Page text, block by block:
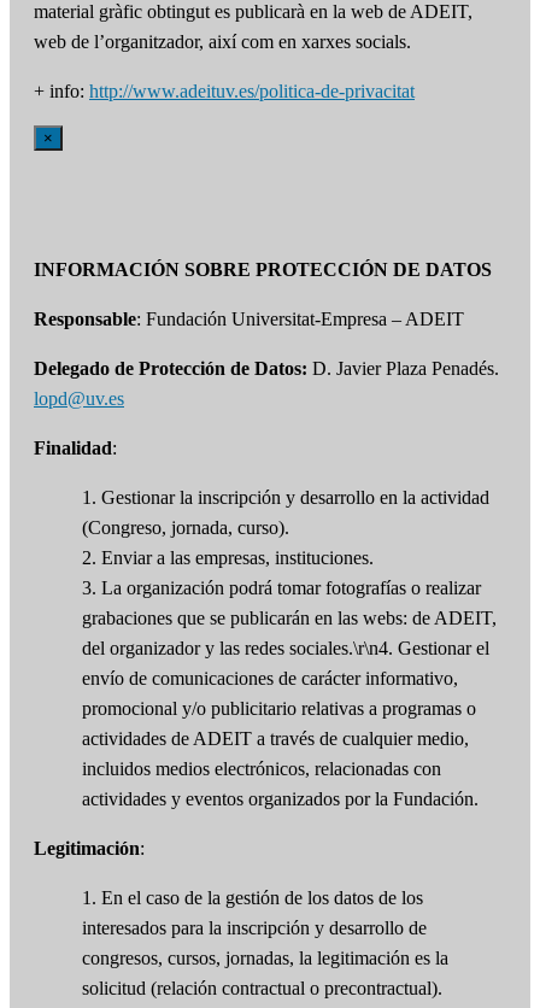
material gràfic obtingut es publicarà en la web de ADEIT,
web de l’organitzador, així com en xarxes socials.
+ info: http://www.adeituv.es/politica-de-privacitat
×
INFORMACIÓN SOBRE PROTECCIÓN DE DATOS
Responsable: Fundación Universitat-Empresa – ADEIT
Delegado de Protección de Datos: D. Javier Plaza Penadés.
lopd@uv.es
Finalidad:
1. Gestionar la inscripción y desarrollo en la actividad
(Congreso, jornada, curso).
2. Enviar a las empresas, instituciones.
3. La organización podrá tomar fotografías o realizar
grabaciones que se publicarán en las webs: de ADEIT,
del organizador y las redes sociales.\r\n4. Gestionar el
envío de comunicaciones de carácter informativo,
promocional y/o publicitario relativas a programas o
actividades de ADEIT a través de cualquier medio,
incluidos medios electrónicos, relacionadas con
actividades y eventos organizados por la Fundación.
Legitimación:
1. En el caso de la gestión de los datos de los
interesados para la inscripción y desarrollo de
congresos, cursos, jornadas, la legitimación es la
solicitud (relación contractual o precontractual).